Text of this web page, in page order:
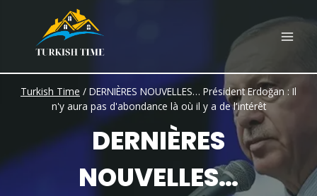
content
Turkish Time / DERNIÈRES NOUVELLES… Président Erdoğan : Il
n'y aura pas d'abondance là où il y a de l'intérêt
DERNIÈRES
NOUVELLES…